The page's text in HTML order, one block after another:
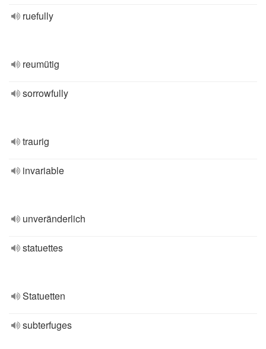
ruefully
reumütig
sorrowfully
traurig
invariable
unveränderlich
statuettes
Statuetten
subterfuges